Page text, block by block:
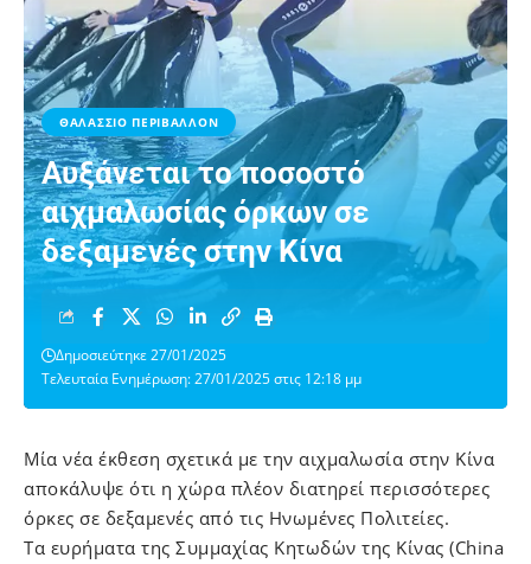
ΘΑΛΑΣΣΙΟ ΠΕΡΙΒΑΛΛΟΝ
Αυξάνεται το ποσοστό
αιχμαλωσίας όρκων σε
δεξαμενές στην Κίνα
Τελευταία Ενημέρωση: 27/01/2025 στις 12:18 μμ
Δημοσιεύτηκε 27/01/2025
Mία νέα έκθεση σχετικά με την αιχμαλωσία στην Κίνα
αποκάλυψε ότι η χώρα πλέον διατηρεί περισσότερες
όρκες σε δεξαμενές από τις Ηνωμένες Πολιτείες.
Τα ευρήματα της Συμμαχίας Κητωδών της Κίνας (China